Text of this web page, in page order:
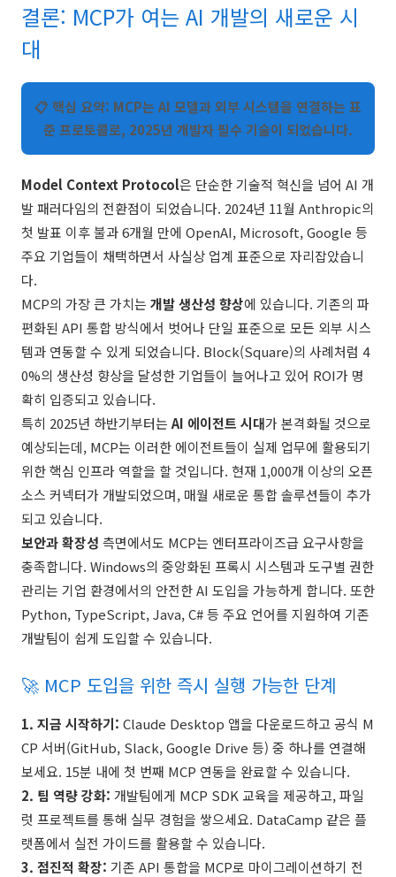
결론: MCP가 여는 AI 개발의 새로운 시
대
📋 핵심 요약: MCP는 AI 모델과 외부 시스템을 연결하는 표
준 프로토콜로, 2025년 개발자 필수 기술이 되었습니다.
Model Context Protocol은 단순한 기술적 혁신을 넘어 AI 개
발 패러다임의 전환점이 되었습니다. 2024년 11월 Anthropic의
첫 발표 이후 불과 6개월 만에 OpenAI, Microsoft, Google 등
주요 기업들이 채택하면서 사실상 업계 표준으로 자리잡았습니
다.
MCP의 가장 큰 가치는 개발 생산성 향상에 있습니다. 기존의 파
편화된 API 통합 방식에서 벗어나 단일 표준으로 모든 외부 시스
템과 연동할 수 있게 되었습니다. Block(Square)의 사례처럼 4
0%의 생산성 향상을 달성한 기업들이 늘어나고 있어 ROI가 명
확히 입증되고 있습니다.
특히 2025년 하반기부터는 AI 에이전트 시대가 본격화될 것으로
예상되는데, MCP는 이러한 에이전트들이 실제 업무에 활용되기
위한 핵심 인프라 역할을 할 것입니다. 현재 1,000개 이상의 오픈
소스 커넥터가 개발되었으며, 매월 새로운 통합 솔루션들이 추가
되고 있습니다.
보안과 확장성 측면에서도 MCP는 엔터프라이즈급 요구사항을
충족합니다. Windows의 중앙화된 프록시 시스템과 도구별 권한
관리는 기업 환경에서의 안전한 AI 도입을 가능하게 합니다. 또한
Python, TypeScript, Java, C# 등 주요 언어를 지원하여 기존
개발팀이 쉽게 도입할 수 있습니다.
🚀 MCP 도입을 위한 즉시 실행 가능한 단계
1. 지금 시작하기: Claude Desktop 앱을 다운로드하고 공식 M
CP 서버(GitHub, Slack, Google Drive 등) 중 하나를 연결해
보세요. 15분 내에 첫 번째 MCP 연동을 완료할 수 있습니다.
2. 팀 역량 강화: 개발팀에게 MCP SDK 교육을 제공하고, 파일
럿 프로젝트를 통해 실무 경험을 쌓으세요. DataCamp 같은 플
랫폼에서 실전 가이드를 활용할 수 있습니다.
3. 점진적 확장: 기존 API 통합을 MCP로 마이그레이션하기 전